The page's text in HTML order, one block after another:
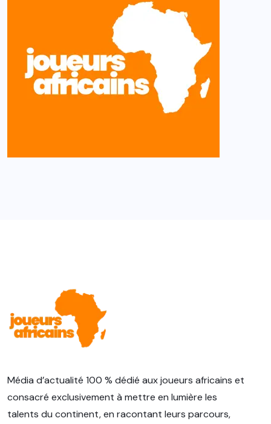
Média d’actualité 100 % dédié aux joueurs africains et
consacré exclusivement à mettre en lumière les
talents du continent, en racontant leurs parcours,